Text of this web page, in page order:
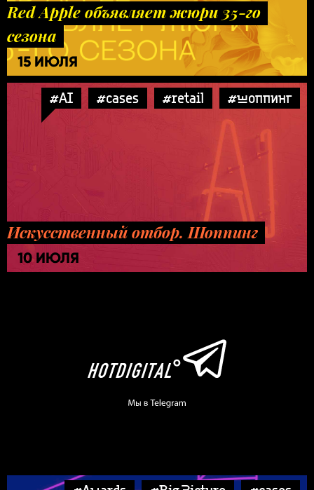
Red Apple объявляет жюри 35-го
сезона
15 ИЮЛЯ
#AI #cases #retail #шоппинг
Искусственный отбор. Шоппинг
10 ИЮЛЯ